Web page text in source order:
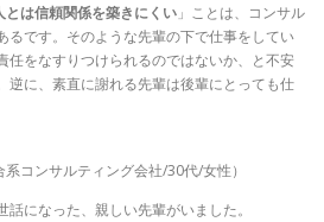
は信頼関係を築きにくい 」ことは、コンサル
るです。そのような先輩の下で仕事をしてい
任をなすりつけられるのではないか、と不安
逆に、素直に謝れる先輩は後輩にとっても仕
コンサルティング会社/30代/女性）
になった、親しい先輩がいました。